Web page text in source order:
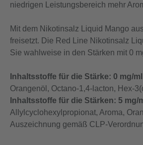
niedrigen Leistungsbereich mehr
Mit dem Nikotinsalz Liquid Mango
freisetzt. Die Red Line Nikotinsalz
Sie wahlweise in den Stärken mit 0
Inhaltsstoffe für die Stärke: 0 mg/ml
Orangenöl, Octano-1,4-lacton, Hex-
Inhaltsstoffe für die Stärken: 5 mg/
Allylcyclohexylpropionat, Aroma,
Auszeichnung gemäß CLP-